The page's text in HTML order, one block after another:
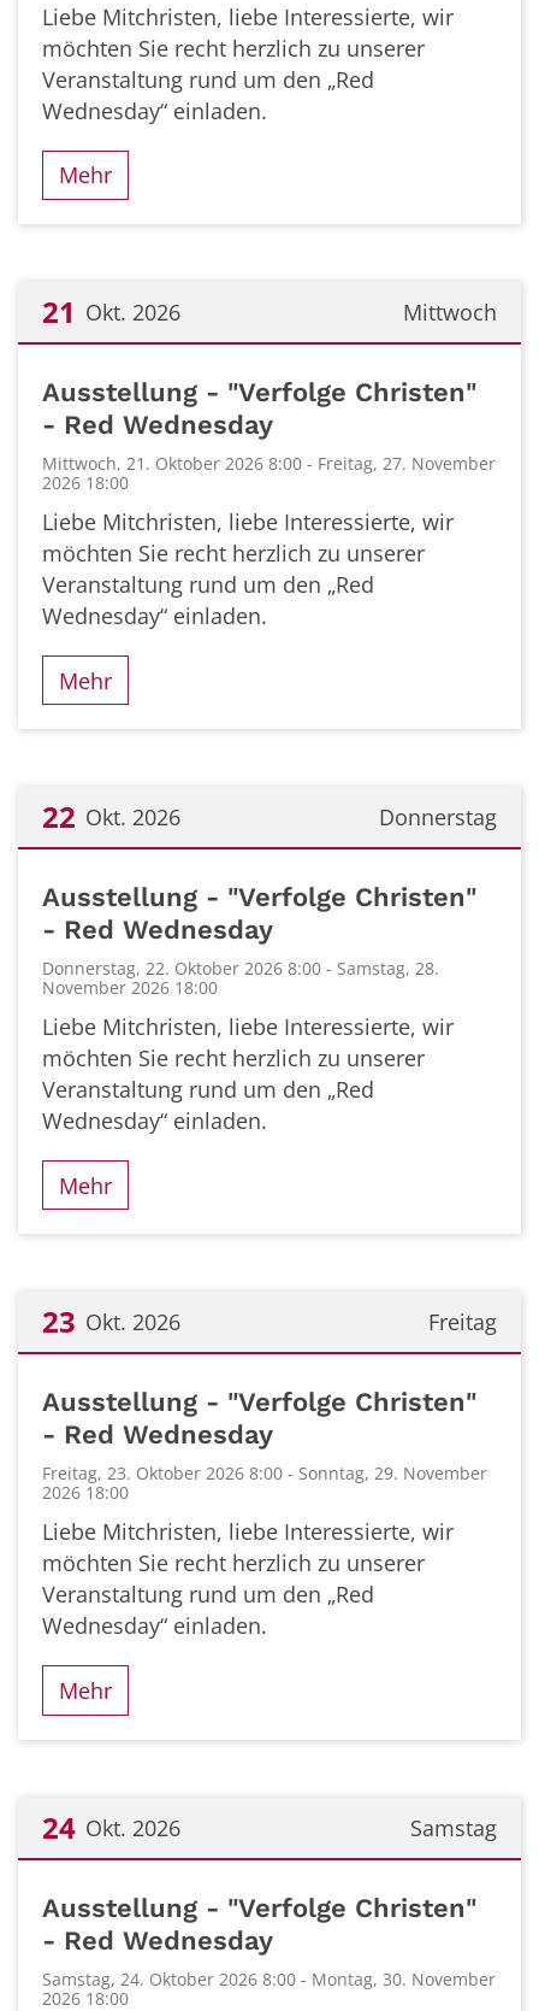
Liebe Mitchristen, liebe Interessierte, wir
möchten Sie recht herzlich zu unserer
Veranstaltung rund um den „Red
Wednesday“ einladen.
Mehr
Mittwoch
21 Okt. 2026
Ausstellung - "Verfolge Christen"
- Red Wednesday
Mittwoch, 21. Oktober 2026 8:00 - Freitag, 27. November
2026 18:00
Liebe Mitchristen, liebe Interessierte, wir
möchten Sie recht herzlich zu unserer
Veranstaltung rund um den „Red
Wednesday“ einladen.
Mehr
Donnerstag
22 Okt. 2026
Ausstellung - "Verfolge Christen"
- Red Wednesday
Donnerstag, 22. Oktober 2026 8:00 - Samstag, 28.
November 2026 18:00
Liebe Mitchristen, liebe Interessierte, wir
möchten Sie recht herzlich zu unserer
Veranstaltung rund um den „Red
Wednesday“ einladen.
Mehr
Freitag
23 Okt. 2026
Ausstellung - "Verfolge Christen"
- Red Wednesday
Freitag, 23. Oktober 2026 8:00 - Sonntag, 29. November
2026 18:00
Liebe Mitchristen, liebe Interessierte, wir
möchten Sie recht herzlich zu unserer
Veranstaltung rund um den „Red
Wednesday“ einladen.
Mehr
Samstag
24 Okt. 2026
Ausstellung - "Verfolge Christen"
- Red Wednesday
Samstag, 24. Oktober 2026 8:00 - Montag, 30. November
2026 18:00